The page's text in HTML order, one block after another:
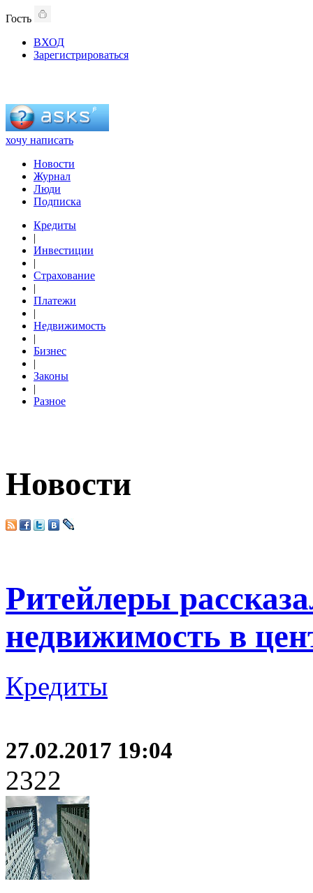
Гость
ВХОД
Зарегистрироваться
хочу написать
Новости
Журнал
Люди
Подписка
Кредиты
|
Инвестиции
|
Страхование
|
Платежи
|
Недвижимость
|
Бизнес
|
Законы
|
Разное
Новости
Ритейлеры
недвижимость в
Кредиты
27.02.2017 19:04
2322